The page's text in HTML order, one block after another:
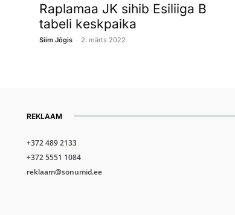
Raplamaa JK sihib Esiliiga B
tabeli keskpaika
Siim Jõgis - 2. märts 2022
REKLAAM
+372 489 2133
+372 5551 1084
reklaam@sonumid.ee